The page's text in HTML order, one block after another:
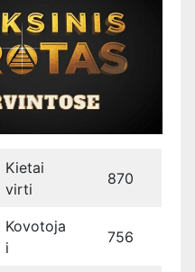
Kietai
virti
870
Kovotoja
i
756